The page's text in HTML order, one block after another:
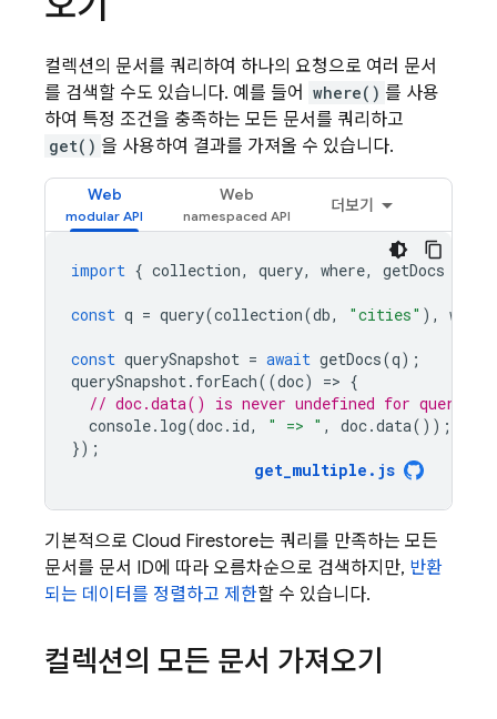
컬렉션의 문서를 쿼리하여 하나의 요청으로 여러 문서
를 검색할 수도 있습니다. 예를 들어 where() 를 사용
하여 특정 조건을 충족하는 모든 문서를 쿼리하고
get() 을 사용하여 결과를 가져올 수 있습니다.
Web Web
더보기
import { collection, query, where, getDocs
const q = query(collection(db, "cities" ), where
const querySnapshot = await getDocs(q);
querySnapshot. forEach((doc) => {
// doc.data() is never undefined for query doc
console. log(doc. id, " => " , doc.data());
});
get_multiple . js
기본적으로 Cloud Firestore는 쿼리를 만족하는 모든
문서를 문서 ID에 따라 오름차순으로 검색하지만, 반환
되는 데이터를 정렬하고 제한할 수 있습니다.
컬렉션의 모든 문서 가져오기